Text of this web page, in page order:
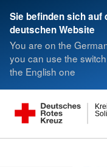
Sie befinden sich auf
deutschen Website
You are on the
you can use the
the English one